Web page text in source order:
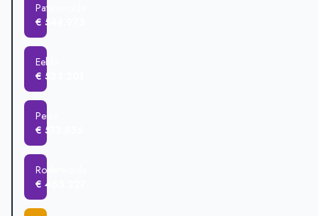
Paterswolde
€ 544.973
Eelde
€ 523.201
Peize
€ 513.836
Roderwolde
€ 463.227